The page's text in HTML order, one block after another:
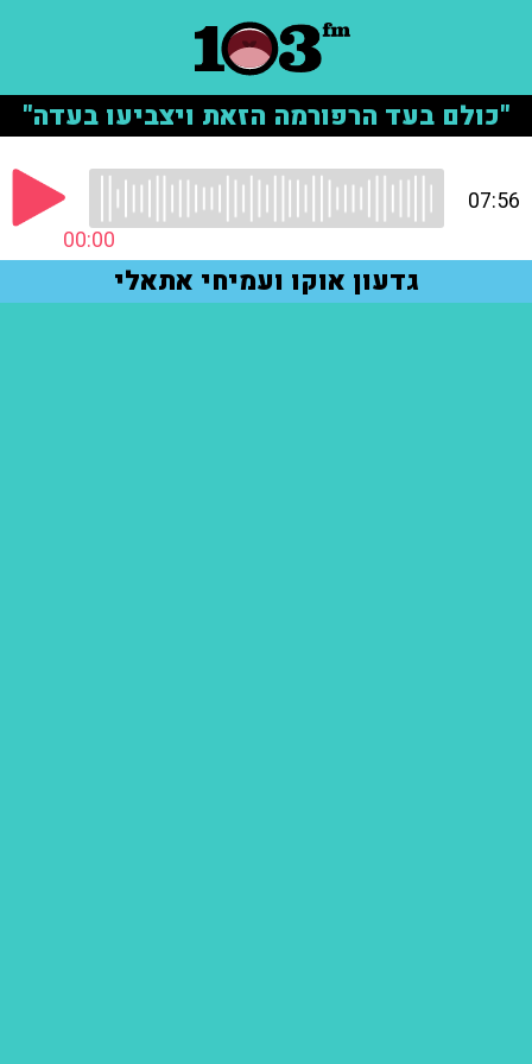
"כולם בעד הרפורמה הזאת ויצביעו בעדה"
00:00
07:56
גדעון אוקו ועמיחי אתאלי